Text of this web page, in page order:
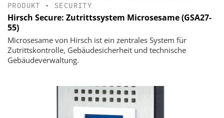
PRODUKT • SECURITY
Hirsch Secure: Zutrittssystem Microsesame (GSA27-
55)
Microsesame von Hirsch ist ein zentrales System für
Zutrittskontrolle, Gebäudesicherheit und technische
Gebäudeverwaltung.